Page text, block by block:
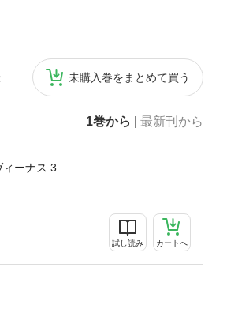
未購入巻をまとめて買う
1巻から 最新刊から
ィーナス 3
試し読み カートへ